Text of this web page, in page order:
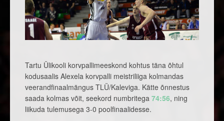
Tartu Ülikooli korvpallimeeskond kohtus täna õhtul
kodusaalis Alexela korvpalli meistriliiga kolmandas
veerandfinaalmängus TLÜ/Kaleviga. Kätte õnnestus
saada kolmas võit, seekord numbritega 74:56, ning
liikuda tulemusega 3-0 poolfinaalidesse.